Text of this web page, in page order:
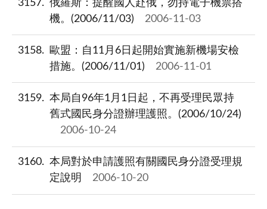
3157
俄羅斯：提醒國人赴俄，勿持電子機票搭
機。(2006/11/03)
2006-11-03
3158
歐盟：自11月6日起開始實施新機場安檢
措施。(2006/11/01)
2006-11-01
3159
本局自96年1月1日起，不再受理民眾持
舊式國民身分證辦理護照。(2006/10/24)
2006-10-24
3160
本局對於申請護照有關國民身分證受理規
定說明
2006-10-20